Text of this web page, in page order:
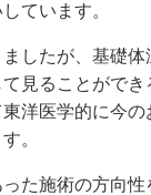
ています。
したが、基礎体
見ることができ
洋医学的に今の
。
た施術の方向性